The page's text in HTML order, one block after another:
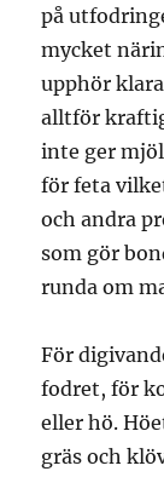
på
mycket
upphör
alltför
inte ger
för feta
och andra
som gör
runda om
För
fodret, för
eller hö.
gräs och